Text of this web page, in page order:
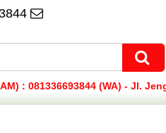
: 081336693844 (WA) - Jl.